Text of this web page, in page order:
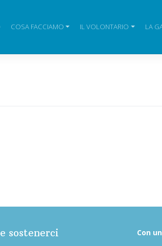
COSA FACCIAMO IL VOLONTARIO LA
sostenerci
Con